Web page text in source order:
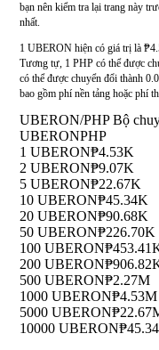
bạn nên kiểm tra lại trang này
nhất.
1 UBERON hiện có giá trị là
Tương tự, 1 PHP có thể được
có thể được chuyển đổi thành
bao gồm phí nền tảng hoặc phí
UBERON/PHP Bộ
UBERONPHP
1 UBERON₱4.53K
2 UBERON₱9.07K
5 UBERON₱22.67K
10 UBERON₱45.34K
20 UBERON₱90.68K
50 UBERON₱226.70K
100 UBERON
200 UBERON
500 UBERON₱2.27M
1000 UBERON₱4.53M
5000 UBERON
10000 UBERON